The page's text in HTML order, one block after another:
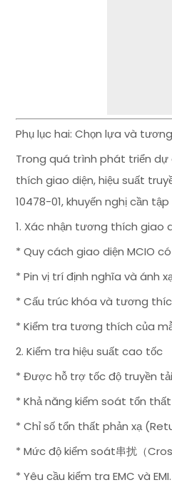
Phụ lục hai: Chọn lựa và
Trong quá trình phát triển
thích giao diện, hiệu suất
10478-01, khuyến nghị cần
1. Xác nhận tương thích giao
* Quy cách giao diện MCIO
* Pin vị trí định nghĩa và ánh
* Cấu trúc khóa và tương
* Kiểm tra tương thích của
2. Kiểm tra hiệu suất cao tốc
* Được hỗ trợ tốc độ truyền
* Khả năng kiểm soát tổn
* Chỉ số tổn thất phản xạ
* Mức độ kiểm soát串扰（
* Yêu cầu kiểm tra EMC và EMI.